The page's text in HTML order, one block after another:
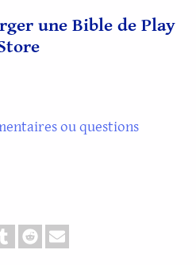
une Bible de Play
ou questions